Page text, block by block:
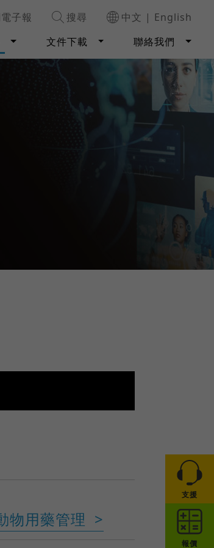
子報 搜尋 中文 | English
文件下載 聯絡我們
物用藥管理
支援
報價